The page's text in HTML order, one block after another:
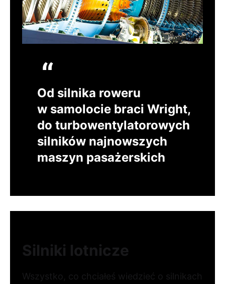
Od silnika roweru
w samolocie braci Wright,
do turbowentylatorowych
silników najnowszych
maszyn pasażerskich
Silniki lotnicze
Wszystko, co chciałeś wiedzieć o silnikach